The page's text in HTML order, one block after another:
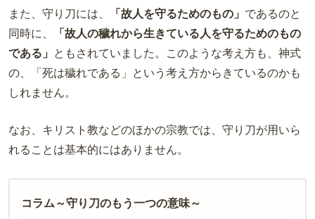
また、守り刀には、 「故人を守るためのもの」 であるのと
同時に、
「故人の穢れから生きている人を守るためのもの
である」 ともされていました。このような考え方も、神式
の、「死は穢れである」という考え方からきているのかも
しれません。
なお、キリスト教などのほかの宗教では、守り刀が用いら
れることは基本的にはありません。
コラム～守り刀のもう一つの意味～